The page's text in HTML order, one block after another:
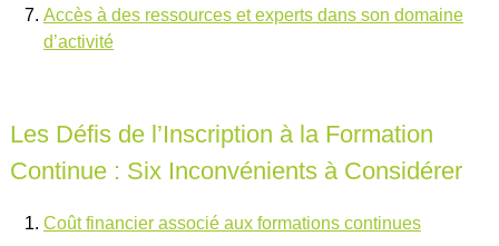
Accès à des ressources et experts dans son domaine
d’activité
Les Défis de l’Inscription à la Formation
Continue : Six Inconvénients à Considérer
Coût financier associé aux formations continues